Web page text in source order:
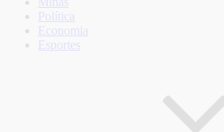
Política
Economia
Esportes